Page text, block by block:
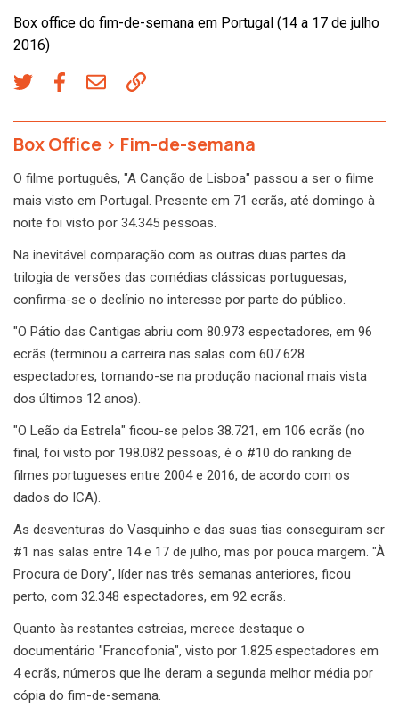
Box office do fim-de-semana em Portugal (14 a 17 de julho
2016)
Box Office > Fim-de-semana
O filme português, "A Canção de Lisboa" passou a ser o filme
mais visto em Portugal. Presente em 71 ecrãs, até domingo à
noite foi visto por 34.345 pessoas.
Na inevitável comparação com as outras duas partes da
trilogia de versões das comédias clássicas portuguesas,
confirma-se o declínio no interesse por parte do público.
"O Pátio das Cantigas abriu com 80.973 espectadores, em 96
ecrãs (terminou a carreira nas salas com 607.628
espectadores, tornando-se na produção nacional mais vista
dos últimos 12 anos).
"O Leão da Estrela" ficou-se pelos 38.721, em 106 ecrãs (no
final, foi visto por 198.082 pessoas, é o #10 do ranking de
filmes portugueses entre 2004 e 2016, de acordo com os
dados do ICA).
As desventuras do Vasquinho e das suas tias conseguiram ser
#1 nas salas entre 14 e 17 de julho, mas por pouca margem. "À
Procura de Dory", líder nas três semanas anteriores, ficou
perto, com 32.348 espectadores, em 92 ecrãs.
Quanto às restantes estreias, merece destaque o
documentário "Francofonia", visto por 1.825 espectadores em
4 ecrãs, números que lhe deram a segunda melhor média por
cópia do fim-de-semana.